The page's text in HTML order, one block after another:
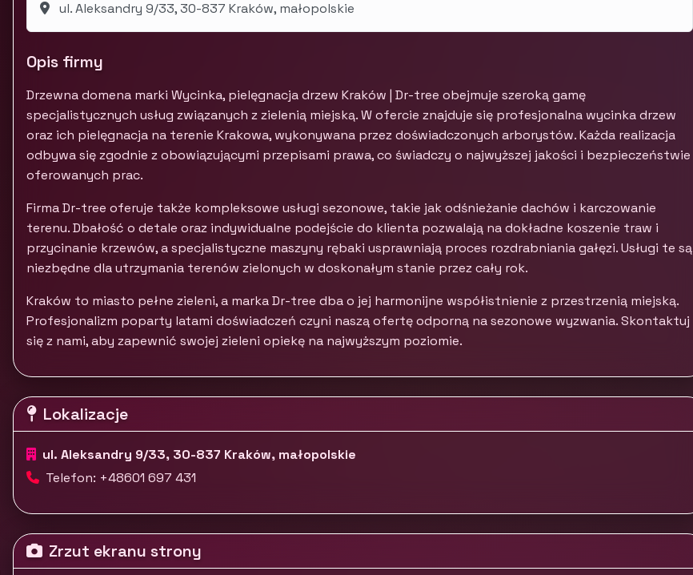
ul. Aleksandry 9/33, 30-837 Kraków, małopolskie
Opis firmy
Drzewna domena marki Wycinka, pielęgnacja drzew Kraków | Dr-tree obejmuje szeroką gamę
specjalistycznych usług związanych z zielenią miejską. W ofercie znajduje się profesjonalna wycinka drzew
oraz ich pielęgnacja na terenie Krakowa, wykonywana przez doświadczonych arborystów. Każda realizacja
odbywa się zgodnie z obowiązującymi przepisami prawa, co świadczy o najwyższej jakości i bezpieczeństwie
oferowanych prac.
Firma Dr-tree oferuje także kompleksowe usługi sezonowe, takie jak odśnieżanie dachów i karczowanie
terenu. Dbałość o detale oraz indywidualne podejście do klienta pozwalają na dokładne koszenie traw i
przycinanie krzewów, a specjalistyczne maszyny rębaki usprawniają proces rozdrabniania gałęzi. Usługi te są
niezbędne dla utrzymania terenów zielonych w doskonałym stanie przez cały rok.
Kraków to miasto pełne zieleni, a marka Dr-tree dba o jej harmonijne współistnienie z przestrzenią miejską.
Profesjonalizm poparty latami doświadczeń czyni naszą ofertę odporną na sezonowe wyzwania. Skontaktuj
się z nami, aby zapewnić swojej zieleni opiekę na najwyższym poziomie.
Lokalizacje
ul. Aleksandry 9/33, 30-837 Kraków, małopolskie
Telefon: +48601 697 431
Zrzut ekranu strony